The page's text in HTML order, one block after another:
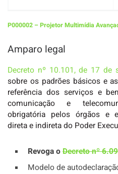
P000002 – Projetor Multimídia
Amparo legal
Decreto nº 10.101, de 17 de
sobre os padrões básicos e
referência dos serviços e
comunicação e
obrigatória pelos órgãos e
direta e indireta do Poder
Revoga oDecreto nº
Modelo de